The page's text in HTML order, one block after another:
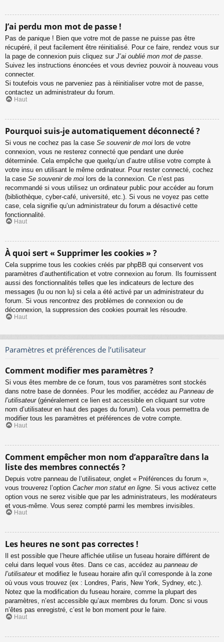
J’ai perdu mon mot de passe !
Pas de panique ! Bien que votre mot de passe ne puisse pas être
récupéré, il peut facilement être réinitialisé. Pour ce faire, rendez vous sur
la page de connexion puis cliquez sur J’ai oublié mon mot de passe.
Suivez les instructions énoncées et vous devriez pouvoir à nouveau vous
connecter.
Si toutefois vous ne parveniez pas à réinitialiser votre mot de passe,
contactez un administrateur du forum.
Haut
Pourquoi suis-je automatiquement déconnecté ?
Si vous ne cochez pas la case Se souvenir de moi lors de votre
connexion, vous ne resterez connecté que pendant une durée
déterminée. Cela empêche que quelqu’un d’autre utilise votre compte à
votre insu en utilisant le même ordinateur. Pour rester connecté, cochez
la case Se souvenir de moi lors de la connexion. Ce n’est pas
recommandé si vous utilisez un ordinateur public pour accéder au forum
(bibliothèque, cyber-café, université, etc.). Si vous ne voyez pas cette
case, cela signifie qu’un administrateur du forum a désactivé cette
fonctionnalité.
Haut
À quoi sert « Supprimer les cookies » ?
Cela supprime tous les cookies créés par phpBB qui conservent vos
paramètres d’authentification et votre connexion au forum. Ils fournissent
aussi des fonctionnalités telles que les indicateurs de lecture des
messages (lu ou non lu) si cela a été activé par un administrateur du
forum. Si vous rencontrez des problèmes de connexion ou de
déconnexion, la suppression des cookies pourrait les résoudre.
Haut
Paramètres et préférences de l’utilisateur
Comment modifier mes paramètres ?
Si vous êtes membre de ce forum, tous vos paramètres sont stockés
dans notre base de données. Pour les modifier, accédez au Panneau de
l’utilisateur(généralement ce lien est accessible en cliquant sur votre
nom d’utilisateur en haut des pages du forum). Cela vous permettra de
modifier tous les paramètres et préférences de votre compte.
Haut
Comment empêcher mon nom d’apparaître dans la
liste des membres connectés ?
Depuis votre panneau de l’utilisateur, onglet « Préférences du forum »,
vous trouverez l’option Cacher mon statut en ligne . Si vous activez cette
option vous ne serez visible que par les administrateurs, les modérateurs
et vous-même. Vous serez compté parmi les membres invisibles.
Haut
Les heures ne sont pas correctes !
Il est possible que l’heure affichée utilise un fuseau horaire différent de
celui dans lequel vous êtes. Dans ce cas, accédez au panneau de
l’utilisateuret modifiez le fuseau horaire afin qu’il corresponde à la zone
où vous vous trouvez (ex : Londres, Paris, New York, Sydney, etc.).
Notez que la modification du fuseau horaire, comme la plupart des
paramètres, n’est accessible qu’aux membres du forum. Donc si vous
n’êtes pas enregistré, c’est le bon moment pour le faire.
Haut